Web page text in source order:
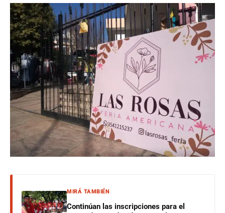
MIRÁ TAMBIÉN
Continúan las inscripciones para el